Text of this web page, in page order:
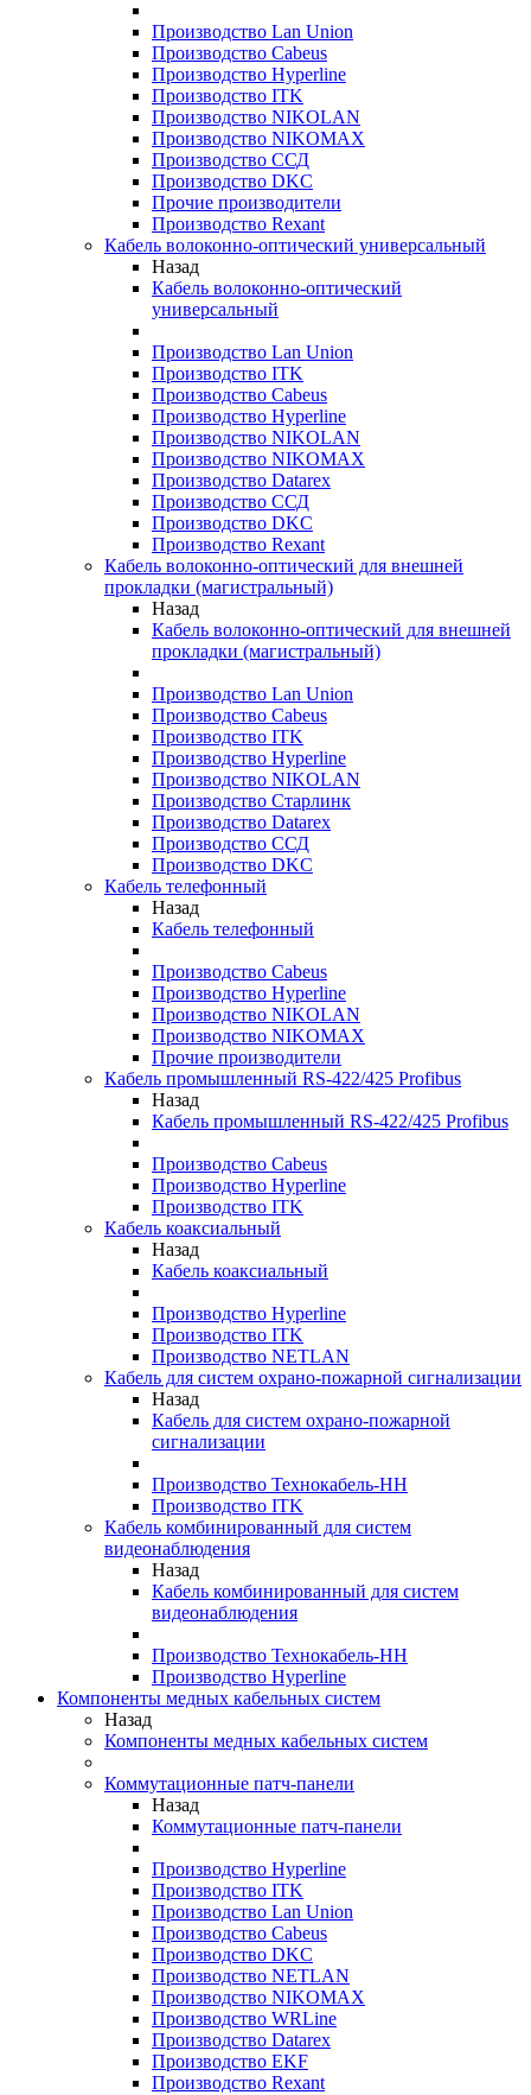
Производство Lan Union
Производство Cabeus
Производство Hyperline
Производство ITK
Производство NIKOLAN
Производство NIKOMAX
Производство ССД
Производство DKC
Прочие производители
Производство Rexant
Кабель волоконно-оптический универсальный
Назад
Кабель волоконно-оптический
универсальный
Производство Lan Union
Производство ITK
Производство Cabeus
Производство Hyperline
Производство NIKOLAN
Производство NIKOMAX
Производство Datarex
Производство ССД
Производство DKC
Производство Rexant
Кабель волоконно-оптический для внешней
прокладки (магистральный)
Назад
Кабель волоконно-оптический для внешней
прокладки (магистральный)
Производство Lan Union
Производство Cabeus
Производство ITK
Производство Hyperline
Производство NIKOLAN
Производство Старлинк
Производство Datarex
Производство ССД
Производство DKC
Кабель телефонный
Назад
Кабель телефонный
Производство Cabeus
Производство Hyperline
Производство NIKOLAN
Производство NIKOMAX
Прочие производители
Кабель промышленный RS-422/425 Profibus
Назад
Кабель промышленный RS-422/425 Profibus
Производство Cabeus
Производство Hyperline
Производство ITK
Кабель коаксиальный
Назад
Кабель коаксиальный
Производство Hyperline
Производство ITK
Производство NETLAN
Кабель для систем охрано-пожарной сигнализации
Назад
Кабель для систем охрано-пожарной
сигнализации
Производство Технокабель-НН
Производство ITK
Кабель комбинированный для систем
видеонаблюдения
Назад
Кабель комбинированный для систем
видеонаблюдения
Производство Технокабель-НН
Производство Hyperline
Компоненты медных кабельных систем
Назад
Компоненты медных кабельных систем
Коммутационные патч-панели
Назад
Коммутационные патч-панели
Производство Hyperline
Производство ITK
Производство Lan Union
Производство Cabeus
Производство DKC
Производство NETLAN
Производство NIKOMAX
Производство WRLine
Производство Datarex
Производство EKF
Производство Rexant